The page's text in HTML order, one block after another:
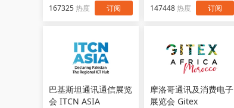
167325热度 订阅 147448热度 订阅
巴基斯坦通讯通信展览
会 ITCN ASIA
摩洛哥通讯及消费电子
展览会 Gitex